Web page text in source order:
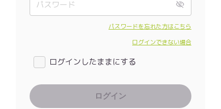
パスワードを忘れた方はこちら
ログインできない場合
ログインしたままにする